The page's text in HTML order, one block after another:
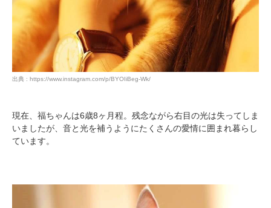
出典 : https://www.instagram.com/p/BYOIiBeg-Wk/
現在、福ちゃんは6歳8ヶ月程。残念ながら右目の光は失ってしま
いましたが、音と光を補うようにたくさんの愛情に囲まれ暮らし
ています。